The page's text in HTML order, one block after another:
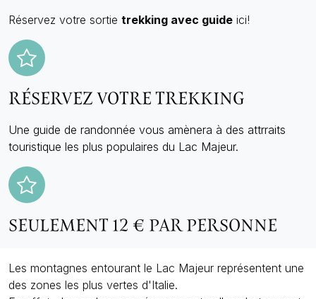
Réservez votre sortie trekking avec guide ici!
RÉSERVEZ VOTRE TREKKING
Une guide de randonnée vous amènera à des attrraits
touristique les plus populaires du Lac Majeur.
SEULEMENT 12 € PAR PERSONNE
Les montagnes entourant le Lac Majeur représentent une
des zones les plus vertes d'Italie.